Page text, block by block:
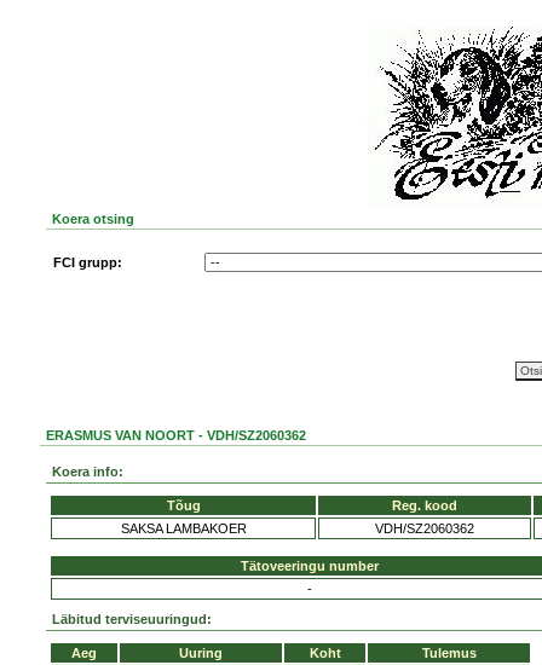
Koera otsing
FCI grupp:
ERASMUS VAN NOORT - VDH/SZ2060362
Koera info:
Tõug
Reg. kood
SAKSA LAMBAKOER
VDH/SZ2060362
Tätoveeringu number
-
Läbitud terviseuuringud:
Aeg Uuring Koht
Tulemus